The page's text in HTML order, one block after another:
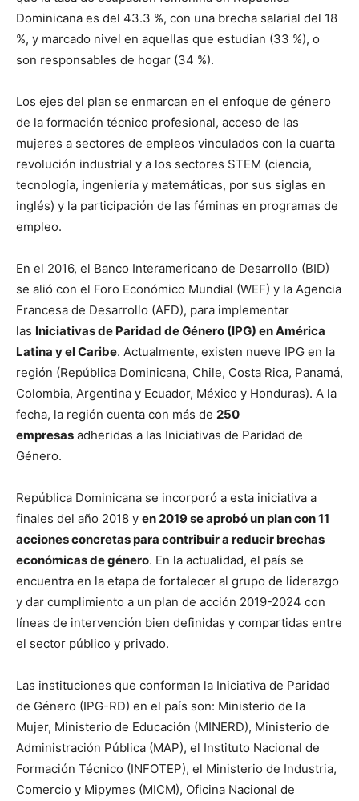
Dominicana es del 43.3 %, con una brecha salarial del 18
%, y marcado nivel en aquellas que estudian (33 %), o
son responsables de hogar (34 %).
Los ejes del plan se enmarcan en el enfoque de género
de la formación técnico profesional, acceso de las
mujeres a sectores de empleos vinculados con la cuarta
revolución industrial y a los sectores STEM (ciencia,
tecnología, ingeniería y matemáticas, por sus siglas en
inglés) y la participación de las féminas en programas de
empleo.
En el 2016, el Banco Interamericano de Desarrollo (BID)
se alió con el Foro Económico Mundial (WEF) y la Agencia
Francesa de Desarrollo (AFD), para implementar
las Iniciativas de Paridad de Género (IPG) en América
Latina y el Caribe. Actualmente, existen nueve IPG en la
región (República Dominicana, Chile, Costa Rica, Panamá,
Colombia, Argentina y Ecuador, México y Honduras). A la
fecha, la región cuenta con más de 250
empresas adheridas a las Iniciativas de Paridad de
Género.
República Dominicana se incorporó a esta iniciativa a
finales del año 2018 y en 2019 se aprobó un plan con 11
acciones concretas para contribuir a reducir brechas
económicas de género. En la actualidad, el país se
encuentra en la etapa de fortalecer al grupo de liderazgo
y dar cumplimiento a un plan de acción 2019-2024 con
líneas de intervención bien definidas y compartidas entre
el sector público y privado.
Las instituciones que conforman la Iniciativa de Paridad
de Género (IPG-RD) en el país son: Ministerio de la
Mujer, Ministerio de Educación (MINERD), Ministerio de
Administración Pública (MAP), el Instituto Nacional de
Formación Técnico (INFOTEP), el Ministerio de Industria,
Comercio y Mipymes (MICM), Oficina Nacional de